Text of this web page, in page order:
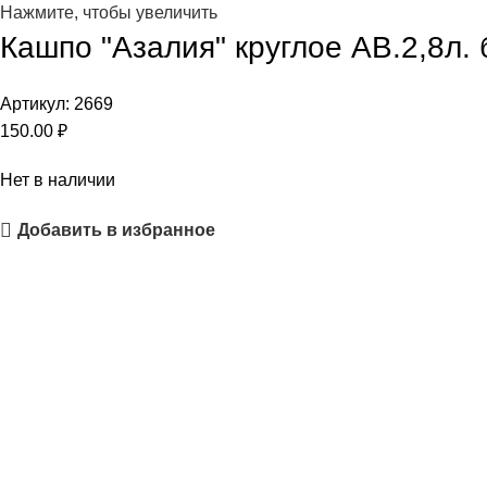
Нажмите, чтобы увеличить
Кашпо "Азалия" круглое АВ.2,8л.
Артикул: 2669
150.00 ₽
Нет в наличии
Добавить в избранное